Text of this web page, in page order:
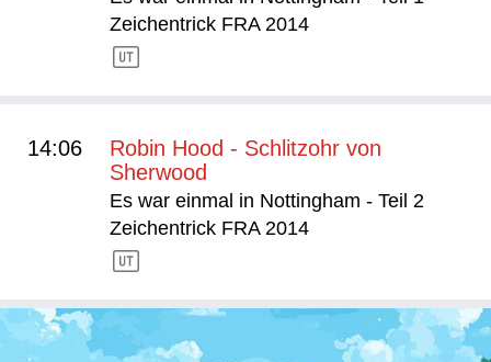
Zeichentrick FRA 2014
14:06
Robin Hood - Schlitzohr von
Sherwood
Es war einmal in Nottingham - Teil 2
Zeichentrick FRA 2014